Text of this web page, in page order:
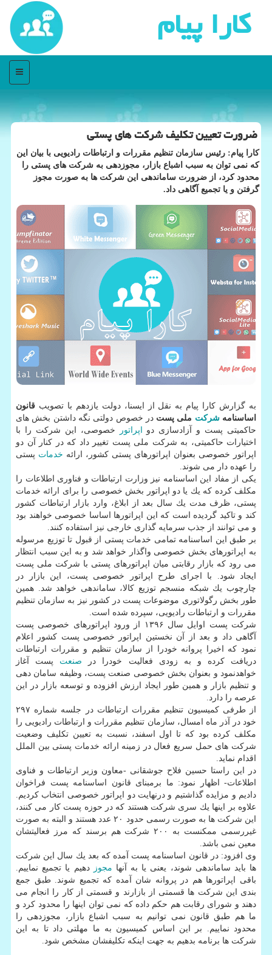
كارا پیام
منو
ضرورت تعیین تكلیف شركت های پستی
كارا پیام: رئیس سازمان تنظیم مقررات و ارتباطات رادیویی با بیان این
كه نمی توان به سبب اشباع بازار، مجوزدهی به شركت های پستی را
محدود كرد، از ضرورت ساماندهی این شركت ها به صورت مجوز
گرفتن و یا تجمیع آگاهی داد.
به گزارش كارا پیام به نقل از ایسنا، دولت یازدهم با تصویب قانون
اساسنامهشركت ملی پست در خصوص دولتی نگه داشتن بخش های
حاكمیتی پست و آزادسازی دو
اپراتور
خصوصی، این شركت را با
اختیارات حاكمیتی، به شركت ملی پست تغییر داد كه در كنار آن دو
اپراتور خصوصی بعنوان اپراتورهای پستی كشور، ارائه خدمات پستی
را عهده دار می شوند.
یكی از مفاد این اساسنامه نیز وزارت ارتباطات و فناوری اطلاعات را
مكلف كرده كه یك یا دو اپراتور بخش خصوصی را برای ارائه خدمات
پستی، ظرف مدت یك سال بعد از ابلاغ، وارد بازار ارتباطات كشور
كند و تاكید گردیده است كه این اپراتورها اساسا خصوصی خواهند بود
و می توانند از جذب سرمایه گذاری خارجی نیز استفاده كنند.
بر طبق این اساسنامه تمامی خدمات پستی از قبول تا توزیع مرسوله
به اپراتورهای بخش خصوصی واگذار خواهد شد و به این سبب انتظار
می رود كه بازار رقابتی میان اپراتورهای پستی با شركت ملی پست
ایجاد شود. با اجرای طرح اپراتور خصوصی پست، این بازار در
چارچوب یك شبكه منسجم توزیع كالا، ساماندهی خواهد شد. همین
طور بخش رگولاتوری موضوعات پست در كشور نیز به سازمان تنظیم
مقررات و ارتباطات رادیویی، سپرده شده است.
شركت پست اوایل سال ۱۳۹۶ از ورود اپراتورهای خصوصی پست
آگاهی داد و بعد از آن نخستین اپراتور خصوصی پست كشور اعلام
نمود كه اخیرا پروانه خودرا از سازمان تنظیم و مقررات ارتباطات
دریافت كرده و به زودی فعالیت خودرا در صنعت پست آغاز
خواهدنمود و بعنوان بخش خصوصی صنعت پست، وظیفه سامان دهی
و تنظیم بازار و همین طور ایجاد ارزش افزوده و توسعه بازار در این
عرصه را دارد.
از طرفی كمیسیون تنظیم مقررات ارتباطات در جلسه شماره ۲۹۷
خود در آذر ماه امسال، سازمان تنظیم مقررات و ارتباطات رادیویی را
مكلف كرده بود كه تا اول اسفند، نسبت به تعیین تكلیف وضعیت
شركت های حمل سریع فعال در زمینه ارائه خدمات پستی بین الملل
اقدام نماید.
در این راستا حسین فلاح جوشقانی -معاون وزیر ارتباطات و فناوی
اطلاعات- اظهار نمود: ما برمبنای قانون اساسنامه پست فراخوان
دادیم و مزایده گذاشتیم و درنهایت دو اپراتور خصوصی انتخاب كردیم.
علاوه بر اینها یك سری شركت هستند كه در حوزه پست كار می كنند،
این شركت ها به صورت رسمی حدود ۲۰ عدد هستند و البته به صورت
غیررسمی ممكنست به ۲۰۰ شركت هم برسند كه مرز فعالیتشان
معین نمی باشد.
وی افزود: در قانون اساسنامه پست آمده كه بعد یك سال این شركت
ها باید ساماندهی شوند، یعنی یا به آنها مجوز
دهیم یا تجمیع نماییم.
باقی اپراتورها هم در پروانه شان آمده كه تجمیع شوند. طبق جمع
بندی این شركت ها قسمتی از بازارند و قسمتی از كار را انجام می
دهند و شورای رقابت هم حكم داده كه نمی توان اینها را محدود كرد و
ما هم طبق قانون نمی توانیم به سبب اشباع بازار، مجوزدهی را
محدود نماییم. بر این اساس كمیسیون به ما مهلتی داد تا به این
شركت ها برنامه بدهیم به جهت اینكه تكلیفشان مشخص شود.